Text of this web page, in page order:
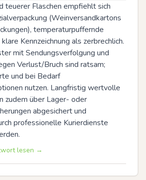
teuerer Flaschen empfiehlt sich
(Weinversandkartons
temperaturpuffernde
Kennzeichnung als zerbrechlich.
mit Sendungsverfolgung und
Verlust/Bruch sind ratsam;
und bei Bedarf
nutzen. Langfristig wertvolle
zudem über Lager- oder
abgesichert und
professionelle Kurierdienste
lesen →